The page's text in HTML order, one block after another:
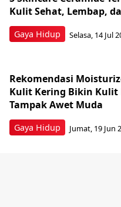
Gaya Hidup
Kulit Sehat, Lembap,
Selasa, 14 Jul
Gaya Hidup
Rekomendasi
Kulit Kering Bikin Kulit
Tampak Awet Muda
Jumat, 19 Jun